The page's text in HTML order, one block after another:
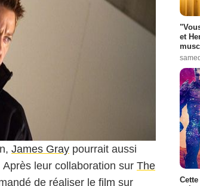
James Gray pourrait aussi
leur collaboration sur The
de réaliser le film sur
et